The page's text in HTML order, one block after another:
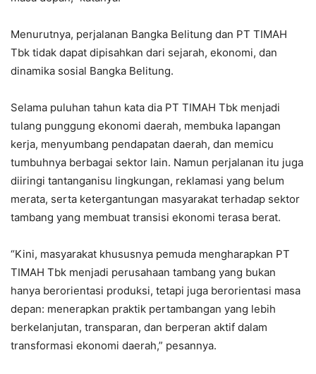
Menurutnya, perjalanan Bangka Belitung dan PT TIMAH
Tbk tidak dapat dipisahkan dari sejarah, ekonomi, dan
dinamika sosial Bangka Belitung.
Selama puluhan tahun kata dia PT TIMAH Tbk menjadi
tulang punggung ekonomi daerah, membuka lapangan
kerja, menyumbang pendapatan daerah, dan memicu
tumbuhnya berbagai sektor lain. Namun perjalanan itu juga
diiringi tantanganisu lingkungan, reklamasi yang belum
merata, serta ketergantungan masyarakat terhadap sektor
tambang yang membuat transisi ekonomi terasa berat.
“Kini, masyarakat khususnya pemuda mengharapkan PT
TIMAH Tbk menjadi perusahaan tambang yang bukan
hanya berorientasi produksi, tetapi juga berorientasi masa
depan: menerapkan praktik pertambangan yang lebih
berkelanjutan, transparan, dan berperan aktif dalam
transformasi ekonomi daerah,” pesannya.